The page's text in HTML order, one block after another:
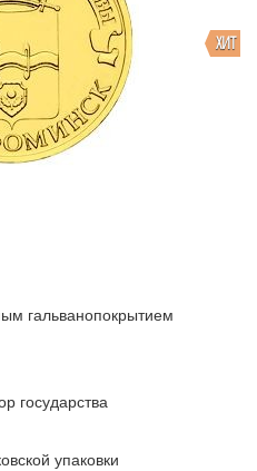
ХИТ
гальванопокрытием
государства
упаковки